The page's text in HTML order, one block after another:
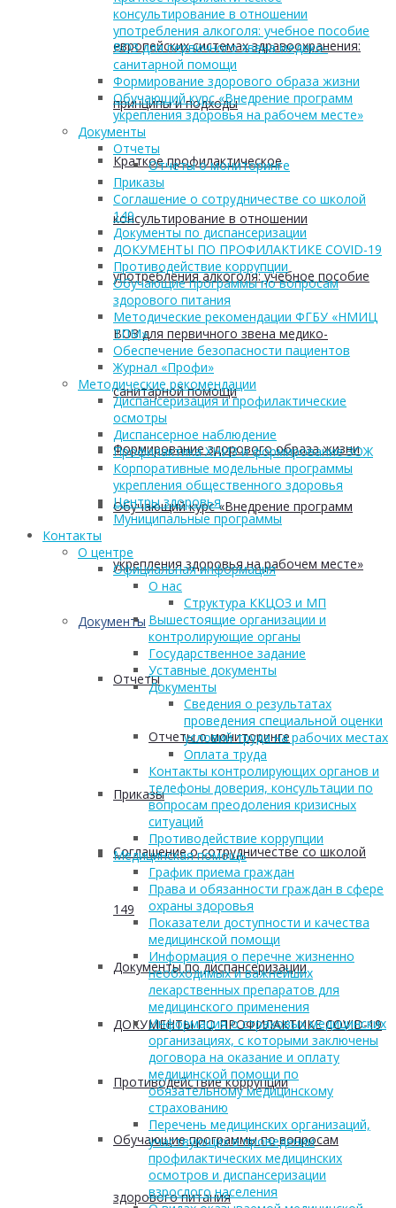
европейских системах здравоохранения:
принципы и подходы
Краткое профилактическое
консультирование в отношении
употребления алкоголя: учебное пособие
ВОЗ для первичного звена медико-
санитарной помощи
Формирование здорового образа жизни
Обучающий курс «Внедрение программ
укрепления здоровья на рабочем месте»
Документы
Отчеты
Отчеты о мониторинге
Приказы
Соглашение о сотрудничестве со школой
149
Документы по диспансеризации
ДОКУМЕНТЫ ПО ПРОФИЛАКТИКЕ COVID-19
Противодействие коррупции
Обучающие программы по вопросам
здорового питания
консультирование в отношении
употребления алкоголя: учебное пособие
ВОЗ для первичного звена медико-
санитарной помощи
Формирование здорового образа жизни
Обучающий курс «Внедрение программ
укрепления здоровья на рабочем месте»
Документы
Отчеты
Отчеты о мониторинге
Приказы
Соглашение о сотрудничестве со школой
149
Документы по диспансеризации
ДОКУМЕНТЫ ПО ПРОФИЛАКТИКЕ COVID-19
Противодействие коррупции
Обучающие программы по вопросам
здорового питания
Методические рекомендации ФГБУ «НМИЦ
ТПМ»
Обеспечение безопасности пациентов
Журнал «Профи»
Методические рекомендации
Диспансеризация и профилактические
осмотры
Диспансерное наблюдение
Профилактика ХНИЗ и формирование ЗОЖ
Корпоративные модельные программы
укрепления общественного здоровья
Центры здоровья
Муниципальные программы
Контакты
О центре
Официальная информация
О нас
Структура ККЦОЗ и МП
Вышестоящие организации и
контролирующие органы
Государственное задание
Уставные документы
Документы
Сведения о результатах
проведения специальной оценки
условий труда на рабочих местах
Оплата труда
Контакты контролирующих органов и
телефоны доверия, консультации по
вопросам преодоления кризисных
ситуаций
Противодействие коррупции
Медицинская помощь
График приема граждан
Права и обязанности граждан в сфере
охраны здоровья
Показатели доступности и качества
медицинской помощи
Информация о перечне жизненно
необходимых и важнейших
лекарственных препаратов для
медицинского применения
Информация о страховых медицинских
организациях, с которыми заключены
договора на оказание и оплату
медицинской помощи по
обязательному медицинскому
страхованию
Перечень медицинских организаций,
участвующих в проведении
профилактических медицинских
осмотров и диспансеризации
взрослого населения